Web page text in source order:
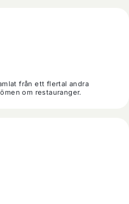
från ett flertal andra
om restauranger.